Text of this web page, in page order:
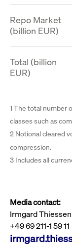
Repo Market
(billion EUR)
Total (billion
EUR)
1 The total number
classes such as
2 Notional cleared
compression.
3 Includes all
Media contact:
Irmgard Thiessen
+49 69 211-1 59 11